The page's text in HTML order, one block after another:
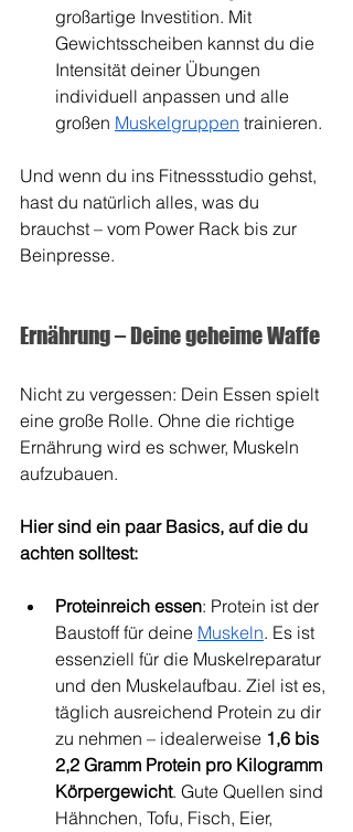
großartige Investition. Mit
Gewichtsscheiben kannst du die
Intensität deiner Übungen
individuell anpassen und alle
großen Muskelgruppen trainieren.
Und wenn du ins Fitnessstudio gehst,
hast du natürlich alles, was du
brauchst – vom Power Rack bis zur
Beinpresse.
Ernährung – Deine geheime Waffe
Nicht zu vergessen: Dein Essen spielt
eine große Rolle. Ohne die richtige
Ernährung wird es schwer, Muskeln
aufzubauen.
Hier sind ein paar Basics, auf die du
achten solltest:
Proteinreich essen: Protein ist der
Baustoff für deine Muskeln. Es ist
essenziell für die Muskelreparatur
und den Muskelaufbau. Ziel ist es,
täglich ausreichend Protein zu dir
zu nehmen – idealerweise 1,6 bis
2,2 Gramm Protein pro Kilogramm
Körpergewicht. Gute Quellen sind
Hähnchen, Tofu, Fisch, Eier,